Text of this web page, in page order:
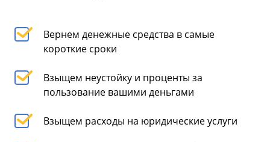
Вернем денежные средства в самые
короткие сроки
Взыщем неустойку и проценты за
пользование вашими деньгами
Взыщем расходы на юридические услуги